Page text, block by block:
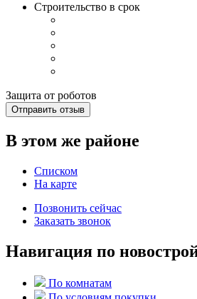
Строительство в срок
Защита от роботов
Отправить отзыв
В этом же районе
Списком
На карте
Позвонить сейчас
Заказать звонок
Навигация по
По комнатам